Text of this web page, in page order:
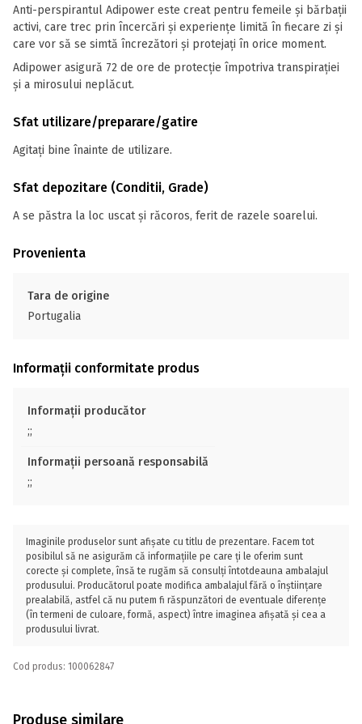
Anti-perspirantul Adipower este creat pentru femeile și bărbații
activi, care trec prin încercări și experiențe limită în fiecare zi și
care vor să se simtă încrezători și protejați în orice moment.
Adipower asigură 72 de ore de protecție împotriva transpirației
și a mirosului neplăcut.
Sfat utilizare/preparare/gatire
Agitați bine înainte de utilizare.
Sfat depozitare (Conditii, Grade)
A se păstra la loc uscat și răcoros, ferit de razele soarelui.
Provenienta
Tara de origine
Portugalia
Informații conformitate produs
Informații producător
;;
Informații persoană responsabilă
;;
Imaginile produselor sunt afișate cu titlu de prezentare. Facem tot
posibilul să ne asigurăm că informațiile pe care ți le oferim sunt
corecte și complete, însă te rugăm să consulți întotdeauna ambalajul
produsului. Producătorul poate modifica ambalajul fără o înștiințare
prealabilă, astfel că nu putem fi răspunzători de eventuale diferențe
(în termeni de culoare, formă, aspect) între imaginea afișată și cea a
produsului livrat.
Cod produs: 100062847
Produse similare